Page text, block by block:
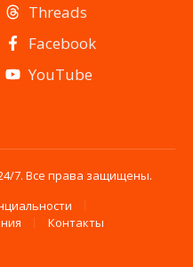
Threads
Facebook
YouTube
7. Все права защищены.
Контакты